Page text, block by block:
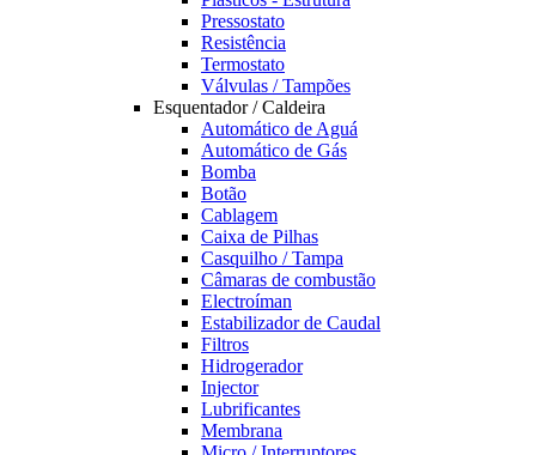
Pressostato
Resistência
Termostato
Válvulas / Tampões
Esquentador / Caldeira
Automático de Aguá
Automático de Gás
Bomba
Botão
Cablagem
Caixa de Pilhas
Casquilho / Tampa
Câmaras de combustão
Electroíman
Estabilizador de Caudal
Filtros
Hidrogerador
Injector
Lubrificantes
Membrana